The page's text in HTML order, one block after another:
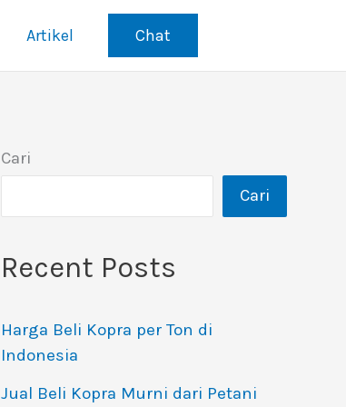
Artikel Chat
Cari
Cari
Recent Posts
Harga Beli Kopra per Ton di
Indonesia
Jual Beli Kopra Murni dari Petani